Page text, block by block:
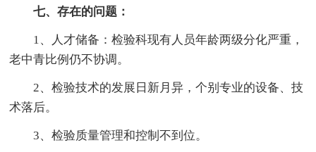
七、存在的问题：
1、人才储备：检验科现有人员年龄两级分化严重，
老中青比例仍不协调。
2、检验技术的发展日新月异，个别专业的设备、技
术落后。
3、检验质量管理和控制不到位。